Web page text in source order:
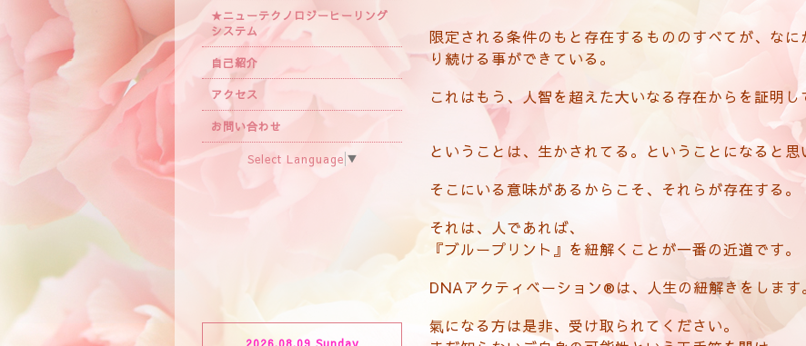
限定される条件のもと存在するもののすべてが、な
り続ける事ができている。
これはもう、人智を超えた大いなる存在からを証明し
ということは、生かされてる。ということになると思
そこにいる意味があるからこそ、それらが存在する。
それは、人であれば、
『ブループリント』を紐解くことが一番の近道です。
DNAアクティベーション®は、人生の紐解きをします。
氣になる方は是非、受け取られてください。
★ニューテクノロジーヒーリング
システム
自己紹介
アクセス
お問い合わせ
Select Language ▼